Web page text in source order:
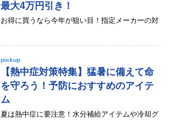
最大4万円引き！
お得に買うなら今年が狙い目！指定メーカーの対
pickup
【熱中症対策特集】猛暑に備えて命
を守ろう！予防におすすめのアイテ
ム
夏は熱中症に要注意！水分補給アイテムや冷却グ